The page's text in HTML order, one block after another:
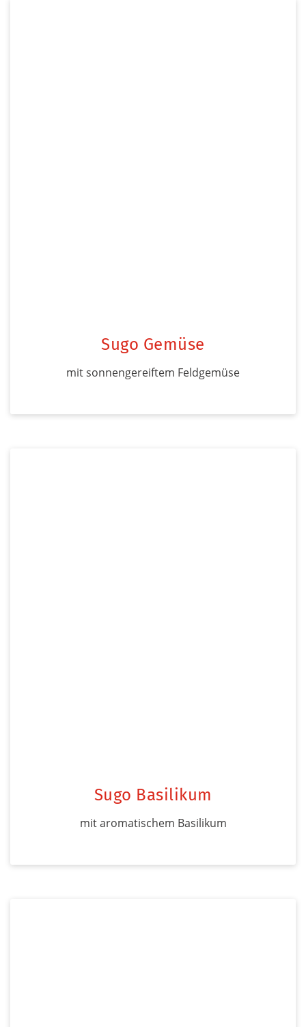
Sugo Gemüse
mit sonnengereiftem Feldgemüse
Sugo Basilikum
mit aromatischem Basilikum